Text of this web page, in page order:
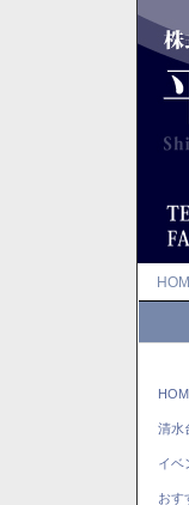
清水
イベ
おす